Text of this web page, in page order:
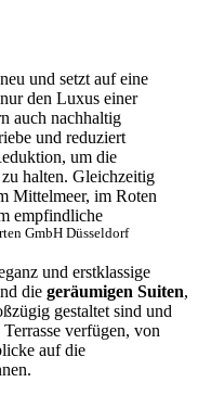
und setzt auf eine
den Luxus einer
auch nachhaltig
und reduziert
um die
halten. Gleichzeitig
Mittelmeer, im Roten
empfindliche
und erstklassige
die geräumigen Suiten,
gestaltet sind und
verfügen, von
auf die
GmbH Düsseldorf